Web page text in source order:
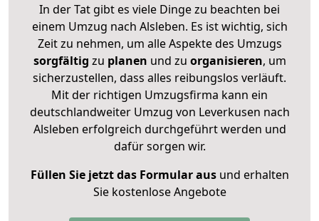
In der Tat gibt es viele Dinge zu beachten bei
einem Umzug nach Alsleben. Es ist wichtig, sich
Zeit zu nehmen, um alle Aspekte des Umzugs
sorgfältig zu planen und zu organisieren, um
sicherzustellen, dass alles reibungslos verläuft.
Mit der richtigen Umzugsfirma kann ein
deutschlandweiter Umzug von Leverkusen nach
Alsleben erfolgreich durchgeführt werden und
dafür sorgen wir.
Füllen Sie jetzt das Formular ausund erhalten
Sie kostenlose Angebote